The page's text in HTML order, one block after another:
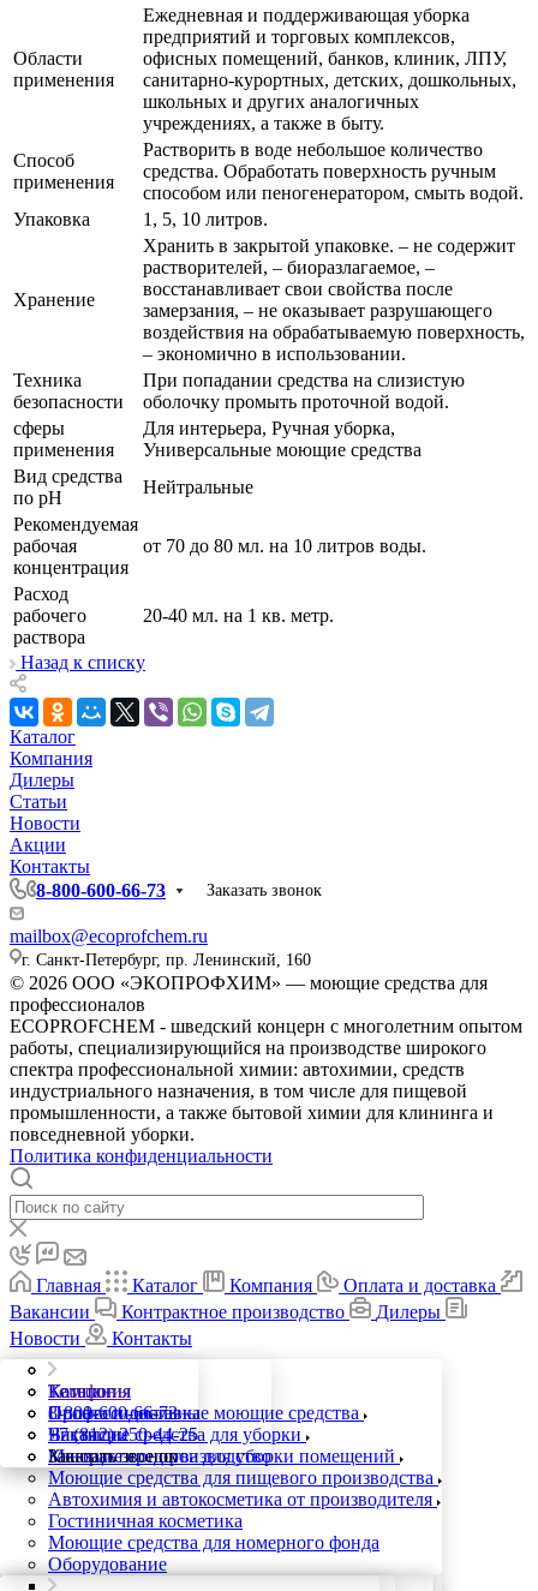
Каталог
Профессиональные моющие средства
Чистящие средства для уборки
Моющие средства для уборки помещений
Моющие средства для пищевого производства
Автохимия и автокосметика от производителя
Гостиничная косметика
Моющие средства для номерного фонда
Оборудование
Компания
Оплата и доставка
Вакансии
Контрактное производство
Телефоны
8-800-600-66-73
+7 (812) 250-44-25
Заказать звонок
Области
применения
Ежедневная и поддерживающая уборка
предприятий и торговых комплексов,
офисных помещений, банков, клиник, ЛПУ,
санитарно-курортных, детских, дошкольных,
школьных и других аналогичных
учреждениях, а также в быту.
Способ
применения
Растворить в воде небольшое количество
средства. Обработать поверхность ручным
способом или пеногенератором, смыть водой.
Упаковка
1, 5, 10 литров.
Хранение
Хранить в закрытой упаковке. – не содержит
растворителей, – биоразлагаемое, –
восстанавливает свои свойства после
замерзания, – не оказывает разрушающего
воздействия на обрабатываемую поверхность,
– экономично в использовании.
Техника
безопасности
При попадании средства на слизистую
оболочку промыть проточной водой.
сферы
применения
Для интерьера, Ручная уборка,
Универсальные моющие средства
Вид средства
по pH
Нейтральные
Рекомендуемая
рабочая
концентрация
от 70 до 80 мл. на 10 литров воды.
Расход
рабочего
раствора
20-40 мл. на 1 кв. метр.
Назад к списку
Каталог
Компания
Дилеры
Статьи
Новости
Акции
Контакты
8-800-600-66-73
Заказать звонок
mailbox@ecoprofchem.ru
г. Санкт-Петербург, пр. Ленинский, 160
© 2026 ООО «ЭКОПРОФХИМ» — моющие средства для
профессионалов
ECOPROFCHEM - шведский концерн с многолетним опытом
работы, специализирующийся на производстве широкого
спектра профессиональной химии: автохимии, средств
индустриального назначения, в том числе для пищевой
промышленности, а также бытовой химии для клининга и
повседневной уборки.
Политика конфиденциальности
Главная Каталог Компания
Оплата и доставка
Вакансии
Контрактное производство
Дилеры
Новости
Контакты